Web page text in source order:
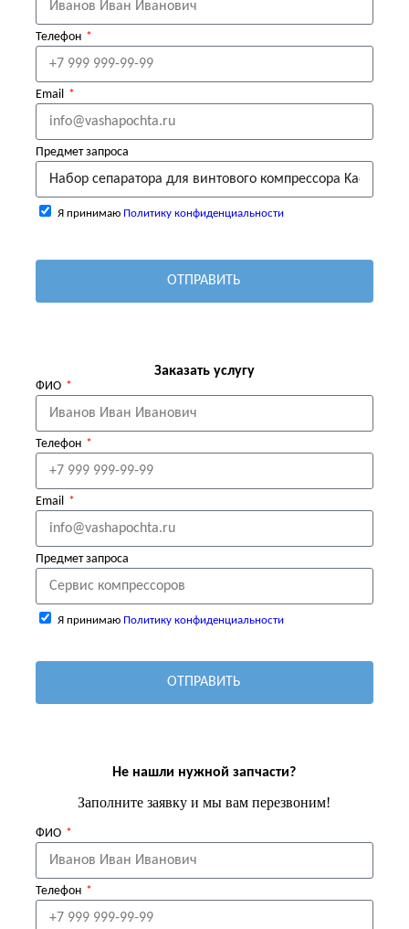
Телефон
Email
Предмет запроса
Я принимаю Политику конфиденциальности
ОТПРАВИТЬ
Заказать услугу
ФИО
Телефон
Email
Предмет запроса
Я принимаю Политику конфиденциальности
ОТПРАВИТЬ
Не нашли нужной запчасти?
Заполните заявку и мы вам перезвоним!
ФИО
Телефон